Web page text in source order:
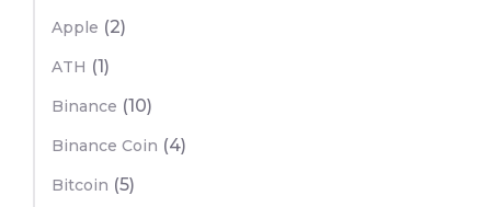
Apple (2)
ATH (1)
Binance (10)
Binance Coin (4)
Bitcoin (5)